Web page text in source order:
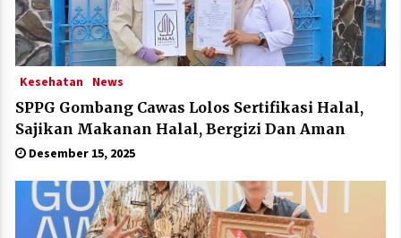
Kesehatan News
SPPG Gombang Cawas Lolos Sertifikasi Halal,
Sajikan Makanan Halal, Bergizi Dan Aman
Desember 15, 2025